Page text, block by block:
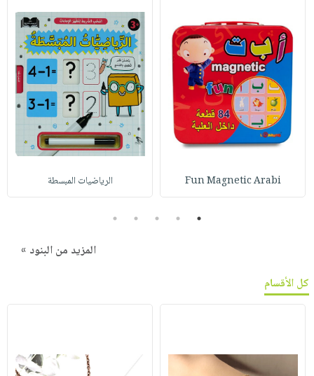
Fun Magnetic Arabi الرياضيات المبسطة
1
2
3
4
5
المزيد من البنود »
كل الأقسام